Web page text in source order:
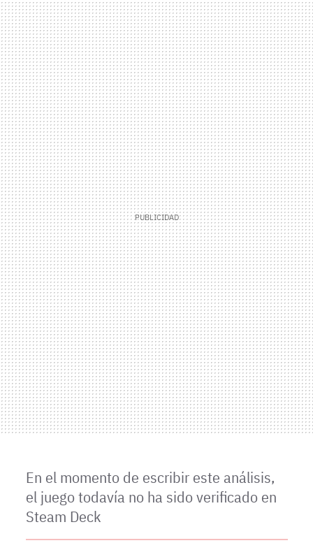
En el momento de escribir este análisis,
el juego todavía no ha sido verificado en
Steam Deck